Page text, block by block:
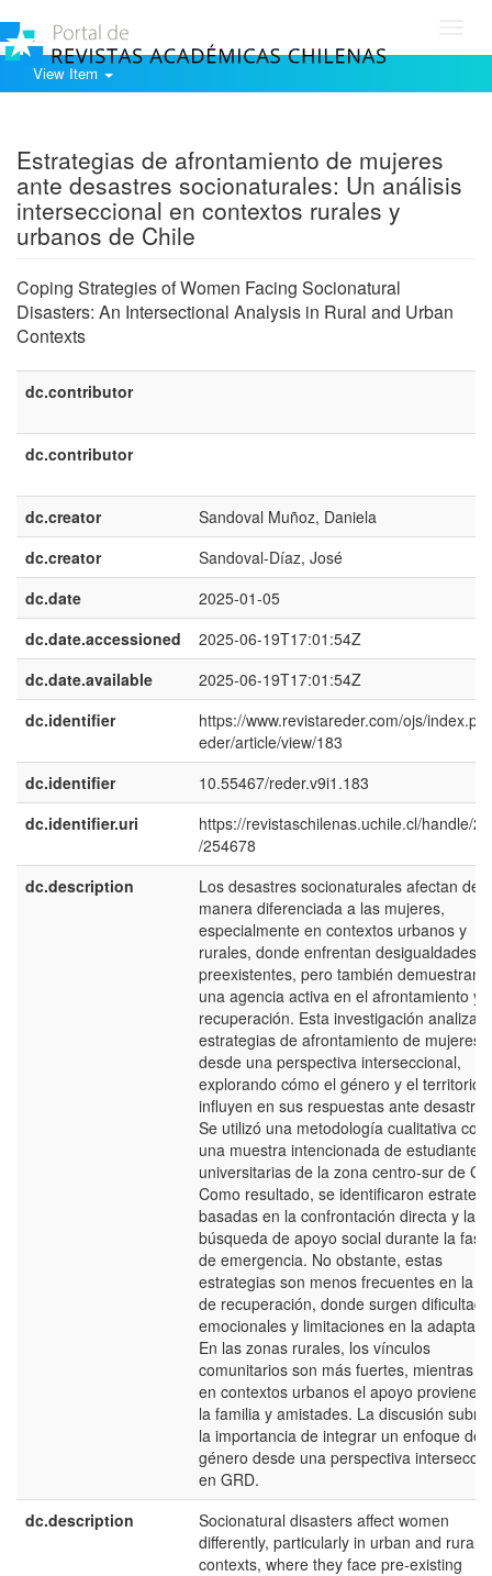
View Item
Estrategias de afrontamiento de mujeres
ante desastres socionaturales: Un análisis
interseccional en contextos rurales y
urbanos de Chile
Coping Strategies of Women Facing Socionatural
Disasters: An Intersectional Analysis in Rural and Urban
Contexts
dc.contributor
dc.contributor
dc.creator
Sandoval Muñoz, Daniela
dc.creator
Sandoval-Díaz, José
dc.date
2025-01-05
dc.date.accessioned
2025-06-19T17:01:54Z
dc.date.available
2025-06-19T17:01:54Z
dc.identifier
https://www.revistareder.com/ojs/
eder/article/view/183
dc.identifier
10.55467/reder.v9i1.183
dc.identifier.uri
https://revistaschilenas.uchile.cl/handle/
/254678
dc.description
Los desastres socionaturales afectan de
manera diferenciada a las mujeres,
especialmente en contextos urbanos y
rurales, donde enfrentan desigualdades
preexistentes, pero también demuestran
una agencia activa en el afrontamiento y
recuperación. Esta investigación analiza
estrategias de afrontamiento de mujeres
desde una perspectiva interseccional,
explorando cómo el género y el territorio
influyen en sus respuestas ante
Se utilizó una metodología cualitativa con
una muestra intencionada de estudiantes
universitarias de la zona centro-sur de
Como resultado, se identificaron
basadas en la confrontación directa y la
búsqueda de apoyo social durante la fase
de emergencia. No obstante, estas
estrategias son menos frecuentes en la
de recuperación, donde surgen
emocionales y limitaciones en la
En las zonas rurales, los vínculos
comunitarios son más fuertes, mientras
en contextos urbanos el apoyo proviene
la familia y amistades. La discusión
la importancia de integrar un enfoque de
género desde una perspectiva
en GRD.
dc.description
Socionatural disasters affect women
differently, particularly in urban and rural
contexts, where they face pre-existing